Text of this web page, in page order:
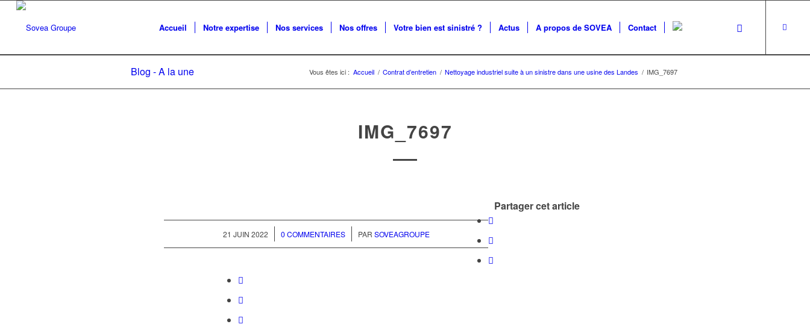
Accueil Notre expertise Nos services Nos offres Votre bien est sinistré ? Actus A propos de SOVEA Contact
Blog - A la une Vous êtes ici : Accueil / Contrat d’entretien / Nettoyage industriel suite à un sinistre dans une usine des Landes / IMG_7697
IMG_7697
21 JUIN 2022
/ 0 COMMENTAIRES
/ PAR SOVEAGROUPE
Partager cet article